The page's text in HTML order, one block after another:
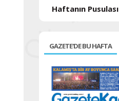
Haftanın Pusulası
GAZETE'DE BU HAFTA